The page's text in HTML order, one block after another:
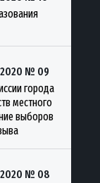
№ 09
города
местного
выборов
№ 08